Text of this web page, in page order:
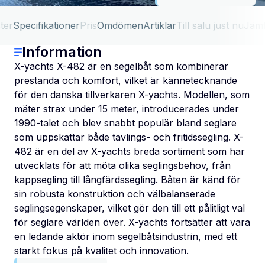
SpecifikationerPrisOmdömenArtiklarTill salu just nu
Information
X-yachts X-482 är en segelbåt som kombinerar
prestanda och komfort, vilket är kännetecknande
för den danska tillverkaren X-yachts. Modellen, som
mäter strax under 15 meter, introducerades under
1990-talet och blev snabbt populär bland seglare
som uppskattar både tävlings- och fritidssegling. X-
482 är en del av X-yachts breda sortiment som har
utvecklats för att möta olika seglingsbehov, från
kappsegling till långfärdssegling. Båten är känd för
sin robusta konstruktion och välbalanserade
seglingsegenskaper, vilket gör den till ett pålitligt val
för seglare världen över. X-yachts fortsätter att vara
en ledande aktör inom segelbåtsindustrin, med ett
starkt fokus på kvalitet och innovation.